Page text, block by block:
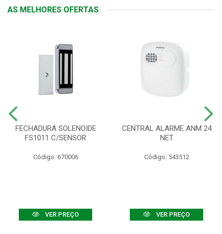
AS MELHORES OFERTAS
FECHADURA SOLENOIDE
FS1011 C/SENSOR
Código: 670006
VER PREÇO
CENTRAL ALARME ANM 24
NET
Código: 543512
VER PREÇO